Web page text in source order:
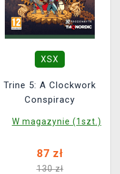
XSX
Trine 5: A Clockwork
Conspiracy
W magazynie (1szt.)
87 zł
130 zł